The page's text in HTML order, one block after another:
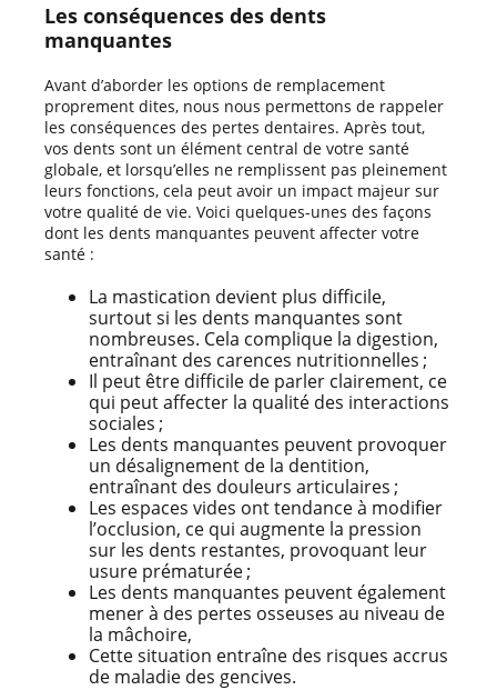
Les conséquences des dents
manquantes
Avant d’aborder les options de remplacement
proprement dites, nous nous permettons de rappeler
les conséquences des pertes dentaires. Après tout,
vos dents sont un élément central de votre santé
globale, et lorsqu’elles ne remplissent pas pleinement
leurs fonctions, cela peut avoir un impact majeur sur
votre qualité de vie. Voici quelques-unes des façons
dont les dents manquantes peuvent affecter votre
santé :
La mastication devient plus difficile,
surtout si les dents manquantes sont
nombreuses. Cela complique la digestion,
entraînant des carences nutritionnelles ;
Il peut être difficile de parler clairement, ce
qui peut affecter la qualité des interactions
sociales ;
Les dents manquantes peuvent provoquer
un désalignement de la dentition,
entraînant des douleurs articulaires ;
Les espaces vides ont tendance à modifier
l’occlusion, ce qui augmente la pression
sur les dents restantes, provoquant leur
usure prématurée ;
Les dents manquantes peuvent également
mener à des pertes osseuses au niveau de
la mâchoire,
Cette situation entraîne des risques accrus
de maladie des gencives.